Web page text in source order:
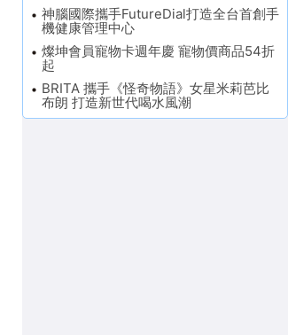
神腦國際攜手FutureDial打造全台首創手
機健康管理中心
燦坤會員寵物卡週年慶 寵物價商品54折
起
BRITA 攜手《怪奇物語》女星米莉芭比
布朗 打造新世代喝水風潮